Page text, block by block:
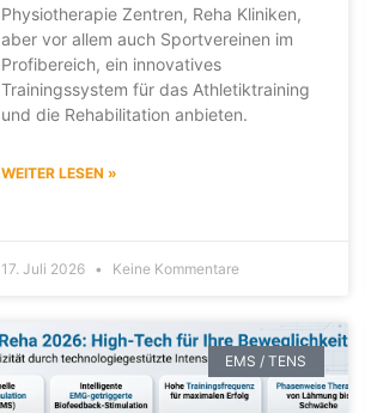
Physiotherapie Zentren, Reha Kliniken,
aber vor allem auch Sportvereinen im
Profibereich, ein innovatives
Trainingssystem für das Athletiktraining
und die Rehabilitation anbieten.
WEITER LESEN »
17. Juli 2026 Keine Kommentare
EMS / TENS